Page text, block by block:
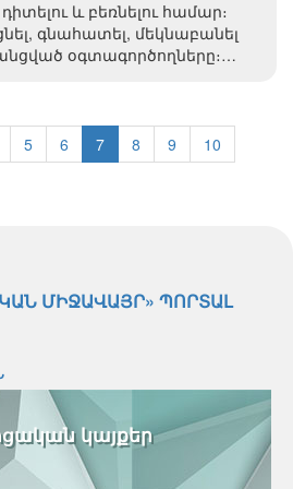
դիտելու և բեռնելու համար։
գնահատել, մեկնաբանել
օգտագործողները։…
5 6 7 8 9
10
ՄԻՋԱՎԱՅՐ» ՊՈՐՏԱԼ
կայքեր